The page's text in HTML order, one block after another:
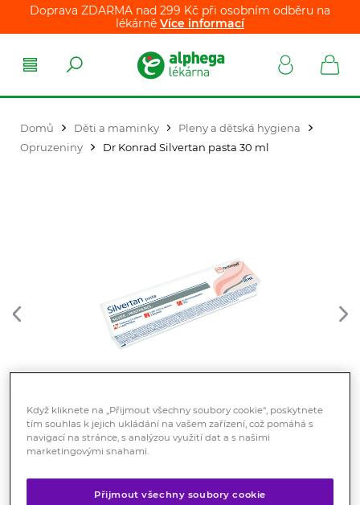
Doprava ZDARMA nad 299 Kč při osobním odběru na
lékárně Více informací
Domů Děti a maminky
Pleny a dětská hygiena
Opruzeniny
Dr Konrad Silvertan pasta 30 ml
Dr Konrad Silvertan pasta 30 ml
Když kliknete na „Přijmout všechny soubory cookie“, poskytnete
tím souhlas k jejich ukládání na vašem zařízení, což pomáhá s
navigací na stránce, s analýzou využití dat a s našimi
marketingovými snahami.
Přijmout všechny soubory cookie